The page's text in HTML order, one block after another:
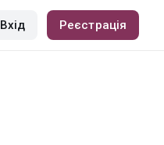
Вхід Реєстрація